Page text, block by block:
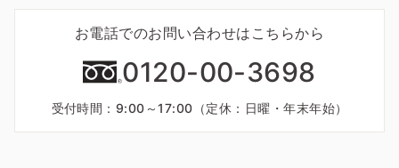
お電話でのお問い合わせはこちらから
0120-00-3698
受付時間：9:00～17:00（定休：日曜・年末年始）